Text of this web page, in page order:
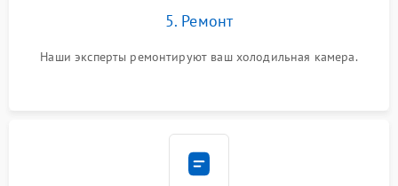
5. Ремонт
Наши эксперты ремонтируют ваш холодильная камера.